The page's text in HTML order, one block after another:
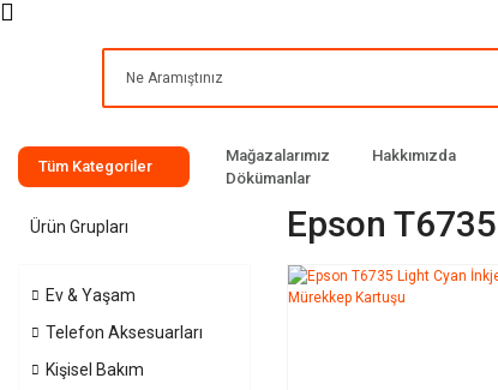
Tüm Kategoriler
Mağazalarımız Hakkımızda
Dökümanlar
Ürün Grupları
Ev & Yaşam
Telefon Aksesuarları
Kişisel Bakım
Epson T6735